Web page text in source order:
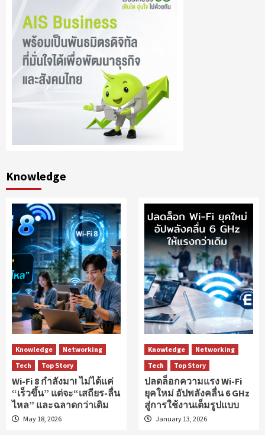
Knowledge
Knowledge
Networking
Tech
Top Story
Wi-Fi 8 กำลังมา! ไม่ได้แค่
“เร็วขึ้น” แต่จะ“เสถียร-ลื่น
ไหล” และฉลาดกว่าเดิม
May 18, 2026
Knowledge
Networking
Tech
Top Story
ปลดล็อกความแรง Wi-Fi
ยุคใหม่ อัปพลังคลื่น 6 GHz
สู่การใช้งานเต็มรูปแบบ
January 13, 2026